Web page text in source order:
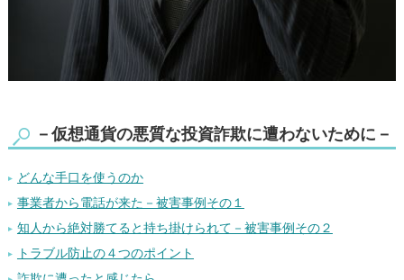
－仮想通貨の悪質な投資詐欺に遭わないために－
どんな手口を使うのか
事業者から電話が来た－被害事例その１
知人から絶対勝てると持ち掛けられて－被害事例その２
トラブル防止の４つのポイント